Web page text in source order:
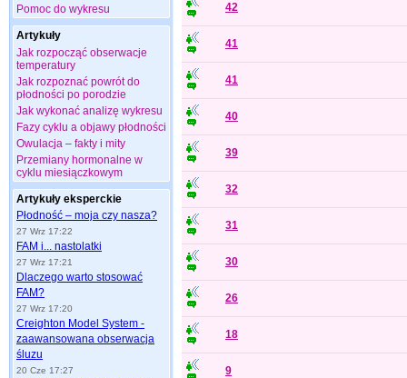
Pomoc do wykresu
Artykuły
Jak rozpocząć obserwacje
temperatury
Jak rozpoznać powrót do
płodności po porodzie
Jak wykonać analizę wykresu
Fazy cyklu a objawy płodności
Owulacja – fakty i mity
Przemiany hormonalne w
cyklu miesiączkowym
Artykuły eksperckie
Płodność – moja czy nasza?
27 Wrz 17:22
FAM i... nastolatki
27 Wrz 17:21
Dlaczego warto stosować
FAM?
27 Wrz 17:20
Creighton Model System -
zaawansowana obserwacja
śluzu
20 Cze 17:27
42
41
41
40
39
32
31
30
26
18
9